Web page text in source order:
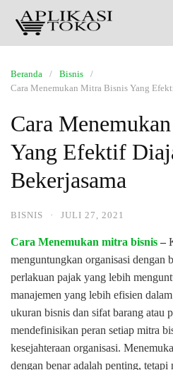
Beranda
Bisnis
Cara Menemukan Mitra Bisnis Yang
Cara
Yang Efektif
Bekerjasama
BISNIS · JULI 27, 2021
Cara Menemukan mitra bisnis –
menguntungkan organisasi dengan
perlakuan pajak yang lebih
manajemen yang lebih efisien
ukuran bisnis dan sifat barang atau
mendefinisikan peran setiap mitra
kesejahteraan organisasi.
dengan benar adalah penting, tetapi